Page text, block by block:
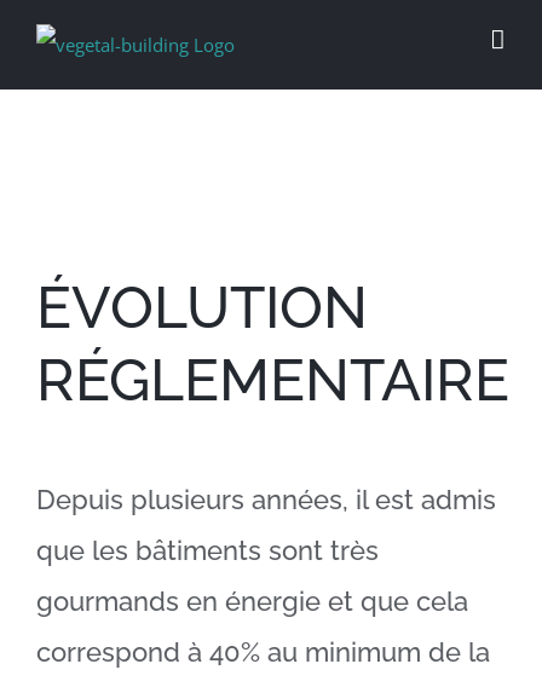
Passer
ÉVOLUTION
RÉGLEMENTAIRE
Depuis plusieurs années, il est admis
que les bâtiments sont très
gourmands en énergie et que cela
correspond à 40% au minimum de la